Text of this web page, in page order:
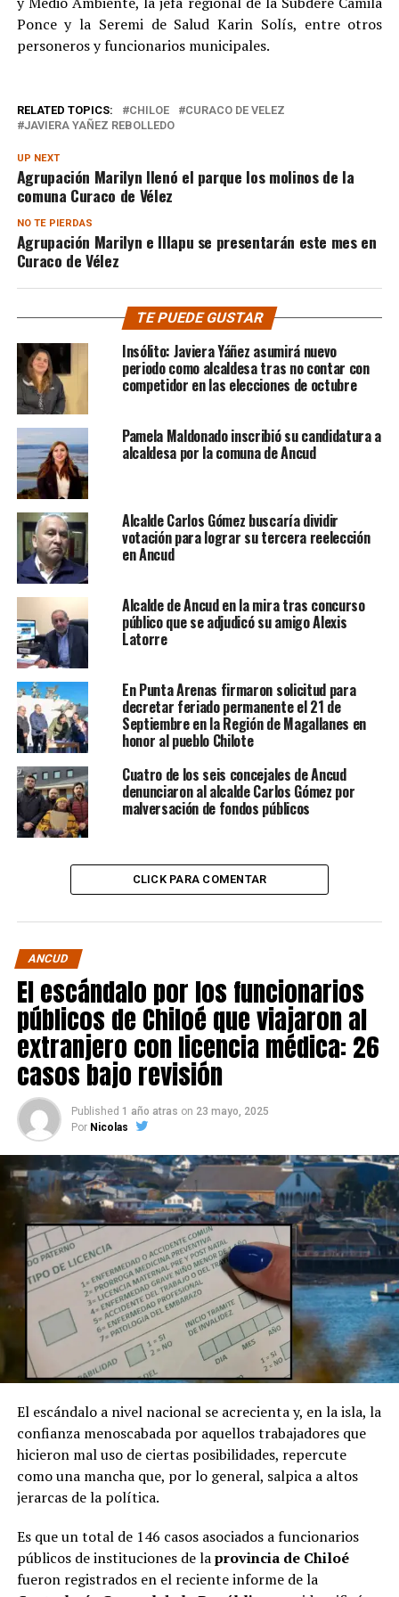
Ponce y la Seremi de Salud Karin Solís, entre otros
personeros y funcionarios municipales.
RELATED TOPICS: CHILOE
CURACO DE VELEZ
JAVIERA YAÑEZ REBOLLEDO
UP NEXT
Agrupación Marilyn llenó el parque los molinos de la
comuna Curaco de Vélez
NO TE PIERDAS
Agrupación Marilyn e Illapu se presentarán este mes en
Curaco de Vélez
TE PUEDE GUSTAR
Insólito: Javiera Yáñez asumirá nuevo
periodo como alcaldesa tras no contar con
competidor en las elecciones de octubre
Pamela Maldonado inscribió su candidatura a
alcaldesa por la comuna de Ancud
Alcalde Carlos Gómez buscaría dividir
votación para lograr su tercera reelección
en Ancud
Alcalde de Ancud en la mira tras concurso
público que se adjudicó su amigo Alexis
Latorre
En Punta Arenas firmaron solicitud para
decretar feriado permanente el 21 de
Septiembre en la Región de Magallanes en
honor al pueblo Chilote
Cuatro de los seis concejales de Ancud
denunciaron al alcalde Carlos Gómez por
malversación de fondos públicos
CLICK PARA COMENTAR
ANCUD
El escándalo por los funcionarios
públicos de Chiloé que viajaron al
extranjero con licencia médica: 26
casos bajo revisión
Published 1 año atras on 23 mayo, 2025
Por Nicolas
El escándalo a nivel nacional se acrecienta y, en la isla, la
confianza menoscabada por aquellos trabajadores que
hicieron mal uso de ciertas posibilidades, repercute
como una mancha que, por lo general, salpica a altos
jerarcas de la política.
Es que un total de 146 casos asociados a funcionarios
públicos de instituciones de laprovincia de Chiloé
fueron registrados en el reciente informe de la